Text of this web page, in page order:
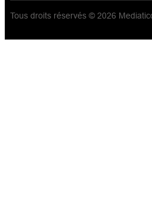
Tous droits réservés © 2026